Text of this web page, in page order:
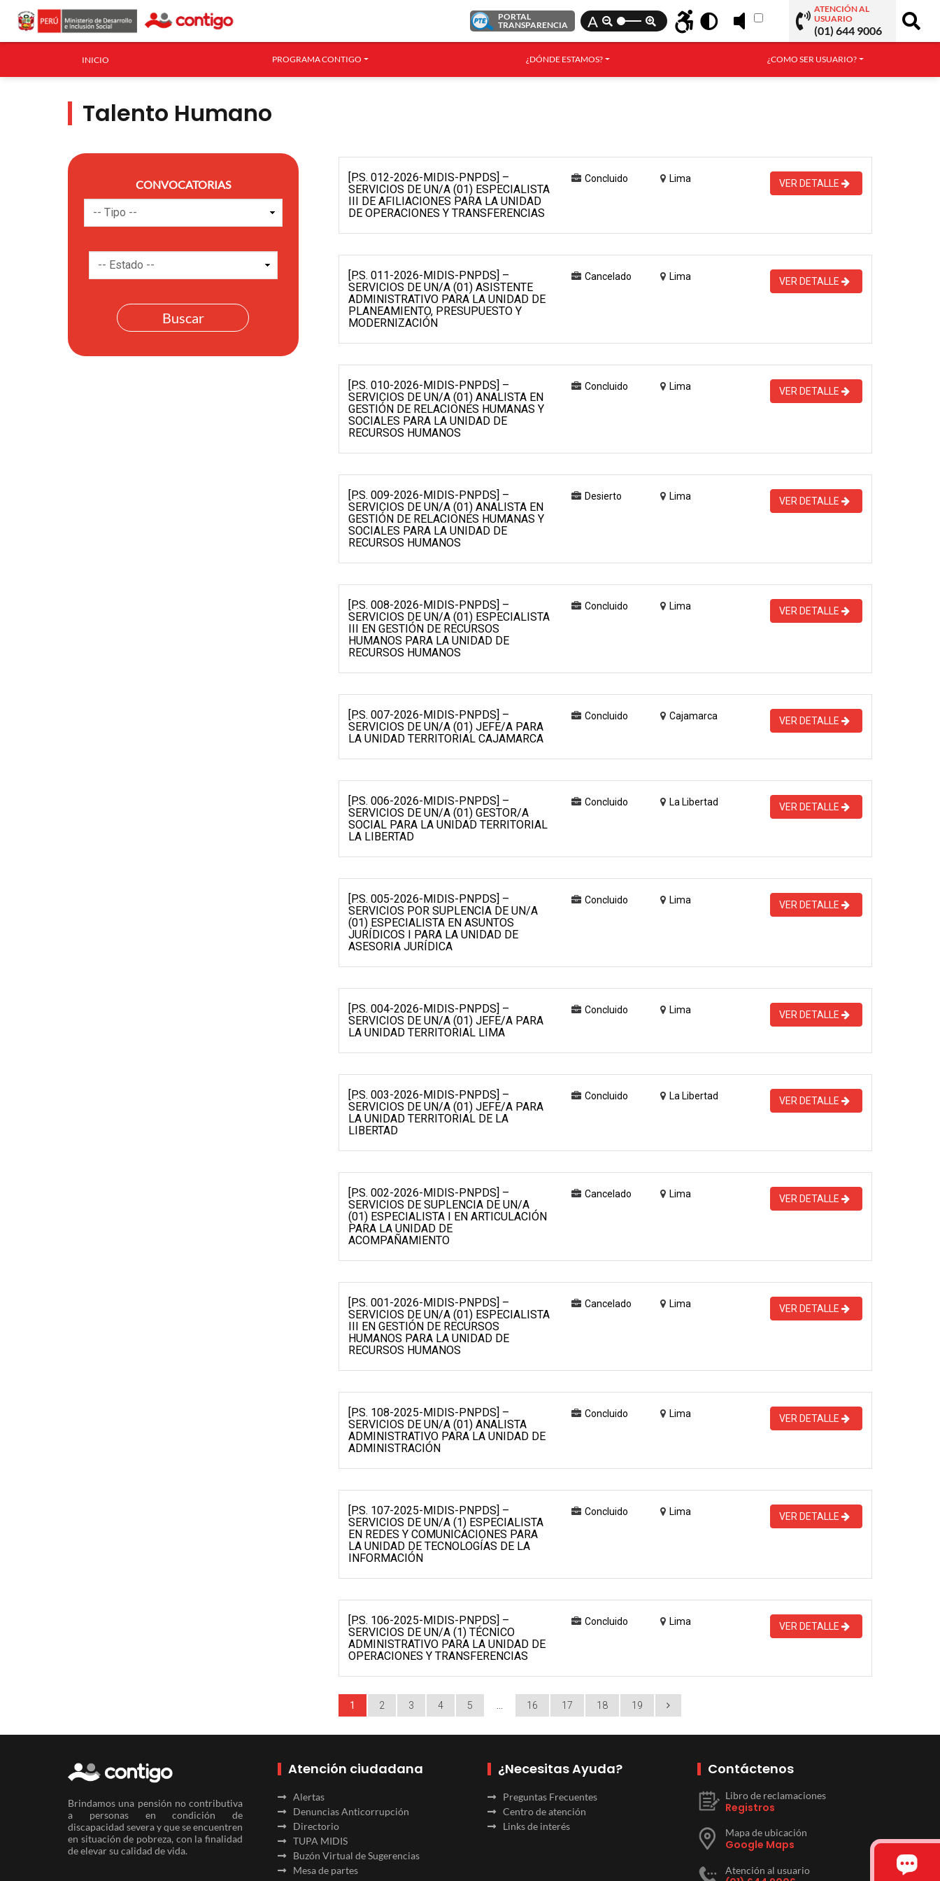
PORTAL
TRANSPARENCIA
A
ATENCIÓN AL
USUARIO
(01) 644 9006
INICIO PROGRAMA CONTIGO ¿DÓNDE ESTAMOS? ¿COMO SER USUARIO?
Talento Humano
CONVOCATORIAS
[P.S. 012-2026-MIDIS-PNPDS] –
SERVICIOS DE UN/A (01) ESPECIALISTA
III DE AFILIACIONES PARA LA UNIDAD
DE OPERACIONES Y TRANSFERENCIAS
Concluido Lima VER DETALLE
[P.S. 011-2026-MIDIS-PNPDS] –
SERVICIOS DE UN/A (01) ASISTENTE
ADMINISTRATIVO PARA LA UNIDAD DE
PLANEAMIENTO, PRESUPUESTO Y
MODERNIZACIÓN
Cancelado Lima VER DETALLE
[P.S. 010-2026-MIDIS-PNPDS] –
SERVICIOS DE UN/A (01) ANALISTA EN
GESTIÓN DE RELACIONES HUMANAS Y
SOCIALES PARA LA UNIDAD DE
RECURSOS HUMANOS
Concluido Lima VER DETALLE
[P.S. 009-2026-MIDIS-PNPDS] –
SERVICIOS DE UN/A (01) ANALISTA EN
GESTIÓN DE RELACIONES HUMANAS Y
SOCIALES PARA LA UNIDAD DE
RECURSOS HUMANOS
Desierto Lima VER DETALLE
[P.S. 008-2026-MIDIS-PNPDS] –
SERVICIOS DE UN/A (01) ESPECIALISTA
III EN GESTIÓN DE RECURSOS
HUMANOS PARA LA UNIDAD DE
RECURSOS HUMANOS
Concluido Lima VER DETALLE
[P.S. 007-2026-MIDIS-PNPDS] –
SERVICIOS DE UN/A (01) JEFE/A PARA
LA UNIDAD TERRITORIAL CAJAMARCA
Concluido Cajamarca VER DETALLE
[P.S. 006-2026-MIDIS-PNPDS] –
SERVICIOS DE UN/A (01) GESTOR/A
SOCIAL PARA LA UNIDAD TERRITORIAL
LA LIBERTAD
Concluido La Libertad VER DETALLE
[P.S. 005-2026-MIDIS-PNPDS] –
SERVICIOS POR SUPLENCIA DE UN/A
(01) ESPECIALISTA EN ASUNTOS
JURÍDICOS I PARA LA UNIDAD DE
ASESORIA JURÍDICA
Concluido Lima VER DETALLE
[P.S. 004-2026-MIDIS-PNPDS] –
SERVICIOS DE UN/A (01) JEFE/A PARA
LA UNIDAD TERRITORIAL LIMA
Concluido Lima VER DETALLE
[P.S. 003-2026-MIDIS-PNPDS] –
SERVICIOS DE UN/A (01) JEFE/A PARA
LA UNIDAD TERRITORIAL DE LA
LIBERTAD
Concluido La Libertad VER DETALLE
[P.S. 002-2026-MIDIS-PNPDS] –
SERVICIOS DE SUPLENCIA DE UN/A
(01) ESPECIALISTA I EN ARTICULACIÓN
PARA LA UNIDAD DE
ACOMPAÑAMIENTO
Cancelado Lima VER DETALLE
[P.S. 001-2026-MIDIS-PNPDS] –
SERVICIOS DE UN/A (01) ESPECIALISTA
III EN GESTIÓN DE RECURSOS
HUMANOS PARA LA UNIDAD DE
RECURSOS HUMANOS
Cancelado Lima VER DETALLE
[P.S. 108-2025-MIDIS-PNPDS] –
SERVICIOS DE UN/A (01) ANALISTA
ADMINISTRATIVO PARA LA UNIDAD DE
ADMINISTRACIÓN
Concluido Lima VER DETALLE
[P.S. 107-2025-MIDIS-PNPDS] –
SERVICIOS DE UN/A (1) ESPECIALISTA
EN REDES Y COMUNICACIONES PARA
LA UNIDAD DE TECNOLOGÍAS DE LA
INFORMACIÓN
Concluido Lima VER DETALLE
[P.S. 106-2025-MIDIS-PNPDS] –
SERVICIOS DE UN/A (1) TÉCNICO
ADMINISTRATIVO PARA LA UNIDAD DE
OPERACIONES Y TRANSFERENCIAS
Concluido Lima VER DETALLE
1 2 3 4 5 16 17 18 19
Brindamos una pensión no contributiva
a personas en condición de
discapacidad severa y que se encuentren
en situación de pobreza, con la finalidad
de elevar su calidad de vida.
Atención ciudadana
Alertas
Denuncias Anticorrupción
Directorio
TUPA MIDIS
Buzón Virtual de Sugerencias
Mesa de partes
¿Necesitas Ayuda?
Preguntas Frecuentes
Centro de atención
Links de interés
Contáctenos
Libro de reclamaciones
Registros
Mapa de ubicación
Google Maps
Atención al usuario